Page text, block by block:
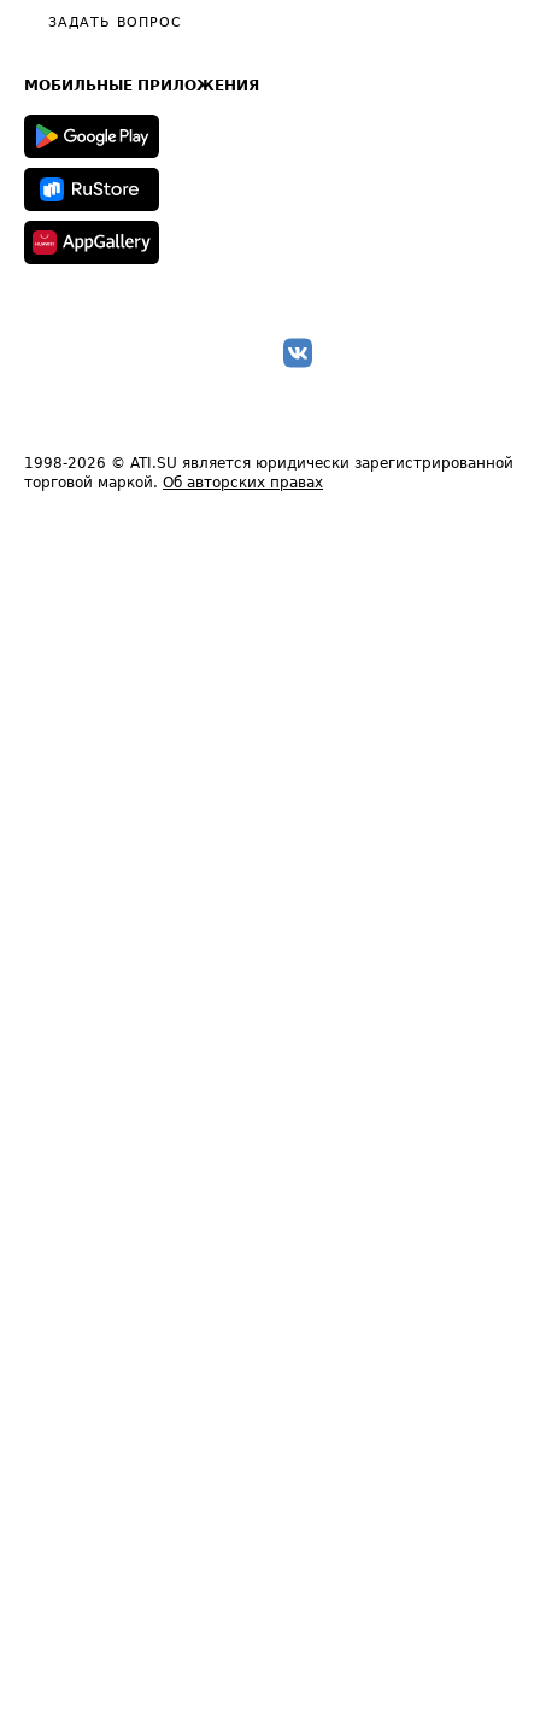
Общие положения
Полезное по перевозкам
Техническая информация
ЗАДАТЬ ВОПРОС
МОБИЛЬНЫЕ ПРИЛОЖЕНИЯ
1998-2026 © ATI.SU является юридически зарегистрированной
торговой маркой. Об авторских правах